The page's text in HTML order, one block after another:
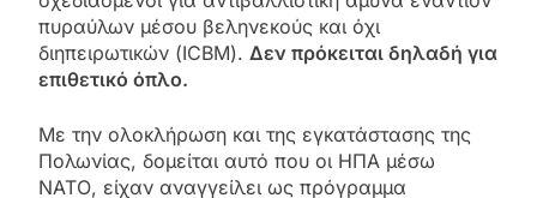
πυραύλων μέσου βεληνεκούς και όχι
διηπειρωτικών (ICBM). Δεν πρόκειται δηλαδή για
επιθετικό όπλο.
Με την ολοκλήρωση και της εγκατάστασης της
Πολωνίας, δομείται αυτό που οι ΗΠΑ μέσω
ΝΑΤΟ, είχαν αναγγείλει ως πρόγραμμα